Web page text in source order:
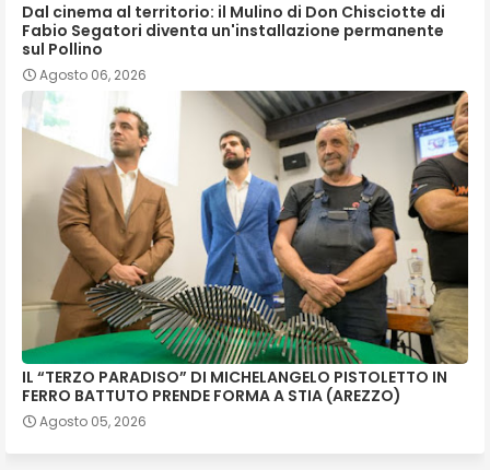
Dal cinema al territorio: il Mulino di Don Chisciotte di
Fabio Segatori diventa un'installazione permanente
sul Pollino
Agosto 06, 2026
IL “TERZO PARADISO” DI MICHELANGELO PISTOLETTO IN
FERRO BATTUTO PRENDE FORMA A STIA (AREZZO)
Agosto 05, 2026